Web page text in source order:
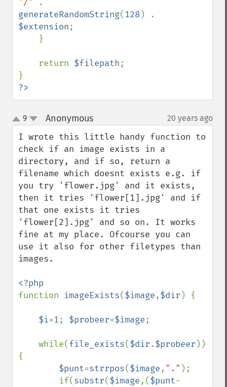
"/"
generateRandomString(128
$extension;
    return
$filepath;
?>
up
down
9 Anonymous¶ 20 years ago
I wrote this little handy function to
check if an image exists in a
directory, and if so, return a
filename which doesnt exists e.g. if
you try 'flower.jpg' and it exists,
then it tries 'flower[1].jpg' and if
that one exists it tries
'flower[2].jpg' and so on. It works
fine at my place. Ofcourse you can
use it also for other filetypes than
images.
function imageExists($image,$dir ) {
$i=1; $probeer=$image;
    while(
file_exists($dir.$probeer ))
{
$punt=strrpos($image, "." );
        if(
substr($image,($punt-